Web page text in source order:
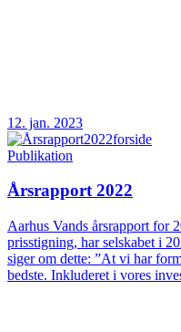
12. jan. 2023
Publikation
Årsrapport 2022
Aarhus Vands årsrapport for
prisstigning, har selskabet i
siger om dette: ”At vi har
bedste. Inkluderet i vores